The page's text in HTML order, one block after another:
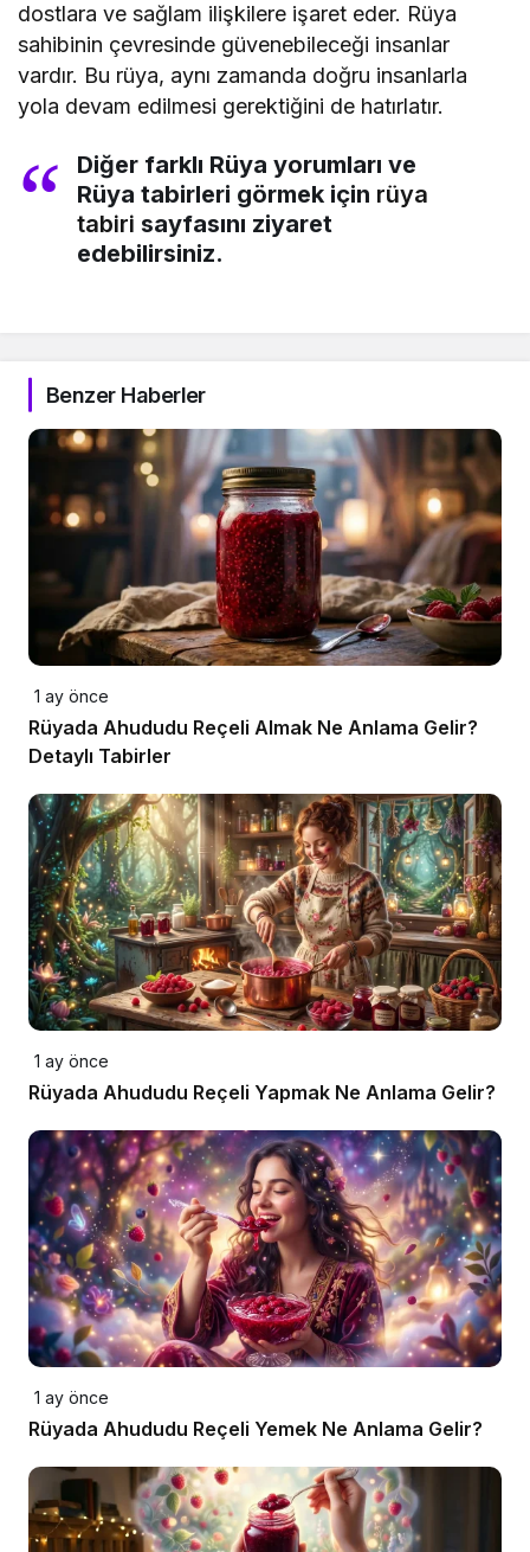
dostlara ve sağlam ilişkilere işaret eder. Rüya
sahibinin çevresinde güvenebileceği insanlar
vardır. Bu rüya, aynı zamanda doğru insanlarla
yola devam edilmesi gerektiğini de hatırlatır.
Diğer farklı Rüya yorumları ve
Rüya tabirleri görmek için rüya
tabiri sayfasını ziyaret
edebilirsiniz.
Benzer Haberler
1 ay önce
Rüyada Ahududu Reçeli Almak Ne Anlama Gelir?
Detaylı Tabirler
1 ay önce
Rüyada Ahududu Reçeli Yapmak Ne Anlama Gelir?
1 ay önce
Rüyada Ahududu Reçeli Yemek Ne Anlama Gelir?